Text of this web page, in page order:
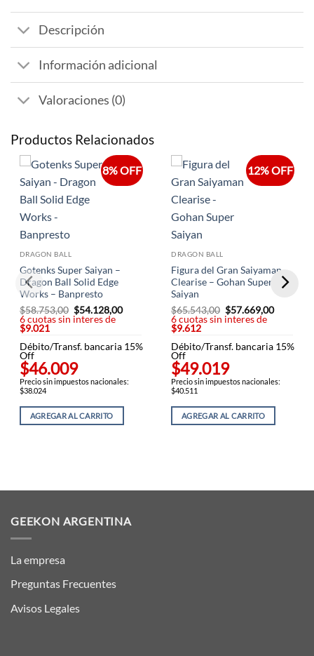
Descripción
Información adicional
Valoraciones (0)
Productos Relacionados
8% OFF
DRAGON BALL
Gotenks Super Saiyan –
Dragon Ball Solid Edge
Works – Banpresto
$58.753,00 El
precio
$58.753,00.
$54.128,00El
$54.128,00.
6 cuotas sin interes de
$9.021
Débito/Transf. bancaria 15%
Off
$46.009
Precio sin impuestos nacionales:
$38.024
AGREGAR AL CARRITO
12% OFF
DRAGON BALL
Figura del Gran Saiyaman
Clearise – Gohan Super
Saiyan
$65.543,00 El
precio
$65.543,00.
$57.669,00El
6 cuotas sin interes de
$9.612
Débito/Transf. bancaria 15%
Off
$49.019
Precio sin impuestos nacionales:
$40.511
AGREGAR AL CARRITO
GEEKON ARGENTINA
La empresa
Preguntas Frecuentes
Avisos Legales